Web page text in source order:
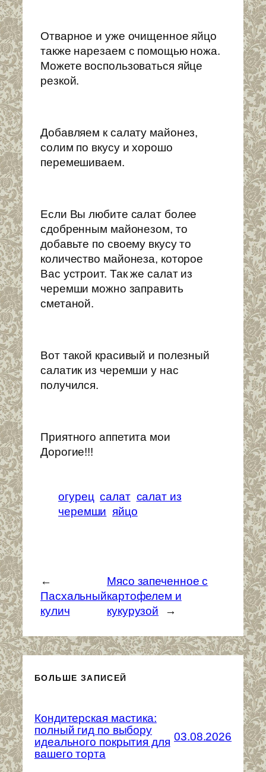
Отварное и уже очищенное яйцо
также нарезаем с помощью ножа.
Можете воспользоваться яйце
резкой.
Добавляем к салату майонез,
солим по вкусу и хорошо
перемешиваем.
Если Вы любите салат более
сдобренным майонезом, то
добавьте по своему вкусу то
количество майонеза, которое
Вас устроит. Так же салат из
черемши можно заправить
сметаной.
Вот такой красивый и полезный
салатик из черемши у нас
получился.
Приятного аппетита мои
Дорогие!!!
огурец салат салат из
черемши яйцо
←
Пасхальный
кулич
Мясо запеченное с
картофелем и
кукурузой
→
БОЛЬШЕ ЗАПИСЕЙ
Кондитерская мастика:
полный гид по выбору
идеального покрытия для
вашего торта
03.08.2026